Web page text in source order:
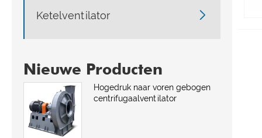
Ketelventilator 
Nieuwe Producten
Hogedruk naar voren gebogen
centrifugaalventilator